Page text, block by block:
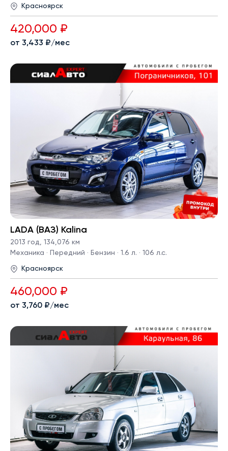
Красноярск
420,000 ₽
от 3,433 ₽/мес
LADA (ВАЗ) Kalina
2013 год, 134,076 км
Механика · Передний · Бензин · 1.6 л. · 106 л.с.
Красноярск
460,000 ₽
от 3,760 ₽/мес